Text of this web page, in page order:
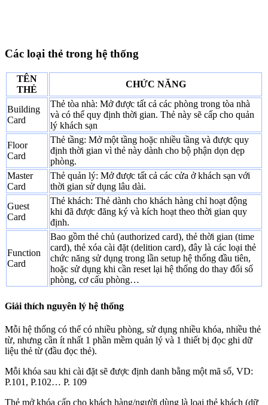
Các loại thẻ trong hệ thống
TÊN
THẺ
CHỨC NĂNG
Building
Card
Thẻ tòa nhà: Mở được tất cả các phòng trong tòa nhà
và có thể quy định thời gian. Thẻ này sẽ cấp cho quản
lý khách sạn
Floor
Card
Thẻ tầng: Mở một tầng hoặc nhiều tầng và được quy
định thời gian vì thẻ này dành cho bộ phận dọn dẹp
phòng.
Master
Card
Thẻ quản lý: Mở được tất cả các cửa ở khách sạn với
thời gian sử dụng lâu dài.
Guest
Card
Thẻ khách: Thẻ dành cho khách hàng chỉ hoạt động
khi đã được đăng ký và kích hoạt theo thời gian quy
định.
Function
Card
Bao gồm thẻ chủ (authorized card), thẻ thời gian (time
card), thẻ xóa cài đặt (delition card), đây là các loại thẻ
chức năng sử dụng trong lần setup hệ thống đầu tiên,
hoặc sử dụng khi cần reset lại hệ thống do thay đổi số
phòng, cơ cấu phòng…
Giải thích nguyên lý hệ thống
Mỗi hệ thống có thể có nhiều phòng, sử dụng nhiều khóa, nhiều thẻ
từ, nhưng cần ít nhất 1 phần mềm quản lý và 1 thiết bị đọc ghi dữ
liệu thẻ từ (đầu đọc thẻ).
Mỗi khóa sau khi cài đặt sẽ được định danh bằng một mã số, VD:
P.101, P.102… P. 109
Thẻ mở khóa cấp cho khách hàng/người dùng là loại thẻ khách (dữ